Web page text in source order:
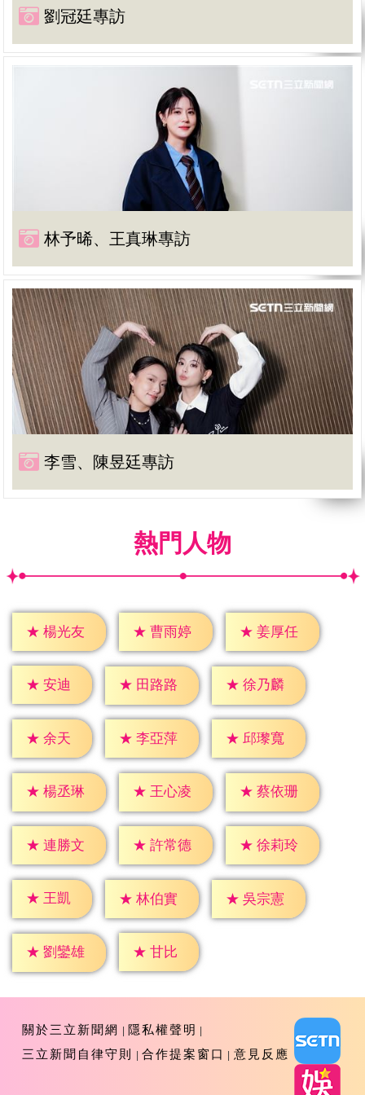
劉冠廷專訪
林予晞、王真琳專訪
李雪、陳昱廷專訪
熱門人物
★ 楊光友 ★ 曹雨婷 ★ 姜厚任
★ 安迪 ★ 田路路 ★ 徐乃麟
★ 余天 ★ 李亞萍 ★ 邱瓈寬
★ 楊丞琳 ★ 王心凌 ★ 蔡依珊
★ 連勝文 ★ 許常德 ★ 徐莉玲
★ 王凱 ★ 林伯實 ★ 吳宗憲
★ 劉鑾雄 ★ 甘比
關於三立新聞網
隱私權聲明
三立新聞自律守則
合作提案窗口 意見反應